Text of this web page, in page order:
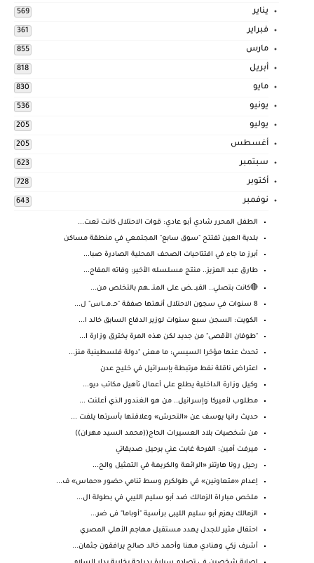
يناير 569
فبراير 361
مارس 855
أبريل 818
مايو 830
يونيو 536
يوليو 205
أغسطس 205
سبتمبر 623
أكتوبر 728
نوفمبر 643
الطفل المحرر شادي أبو عادي: قوات الاحتلال كانت تعت...
بلدية العين تفتتح "سوق سابع" المجتمعي في منطقة مساكن
أبرز ما جاء في افتتاحيات الصحف المحلية الصادرة صبا...
طارق عبد العزيز.. منتج مسلسله الأخير: وفاته المفاج...
🔴كانت بتصلي.. القبــ ـض على المتــ ـهم بالتخلص من...
8 سنوات في سجون الاحتلال أنهتها صفقة "حـ.مـ.ـاس" ل...
الكويت: السجن سبع سنوات لوزير الدفاع السابق خالد ا...
"طوفان الأقصى" من جديد لكن هذه المرة يخترق وزارة ا...
تحدث عنها مؤخرا السيسي: ما معنى "دولة فلسطينية منز...
اعتراض ناقلة نفط مرتبطة بإسرائيل في خليج عدن
وكيل وزارة الداخلية يطلع على أعمال تأهيل مكاتب ديو...
مطلوب لأميركا وإسرائيل.. من هو الغندور الذي أعلنت ...
حديث رانيا يوسف عن «التحرش» وعلاقتها بأسرتها يلفت ...
من شخصيات بلاد العسيرات الحاج((محمد السيد مهران))
ميرفت أمين: الفرحة غابت عني برحيل صديقاتي
رحيل رونا هارتنر «الرائعة والكريمة في التمثيل والح...
إعدام «متعاونين» في طولكرم وسط تنامي حضور «حماس» ف...
ملخص مباراة الزمالك ضد أبو سليم الليبي في بطولة ال...
الزمالك يهزم أبو سليم الليبى برأسية "أوباما" فى ضر...
احتفال مثير للجدل يهدد مستقبل مهاجم الأهلي المصري
أشرف زكي وهنادي مهنا وأحمد خالد صالح يرافقون جثمان...